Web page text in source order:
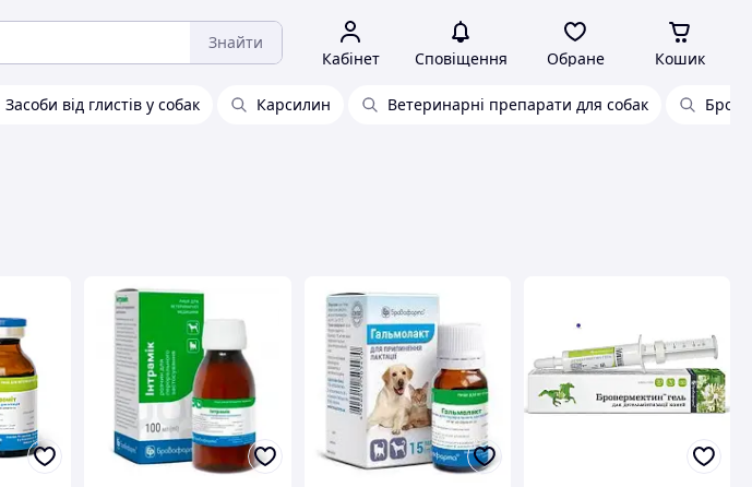
Знайти
Кабінет Сповіщення Обране Кошик
Засоби від глистів у собак Карсилин Ветеринарні препарати для собак